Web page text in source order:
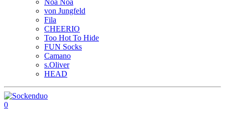
Noa Noa
von Jungfeld
Fila
CHEERIO
Too Hot To Hide
FUN Socks
Camano
s.Oliver
HEAD
0